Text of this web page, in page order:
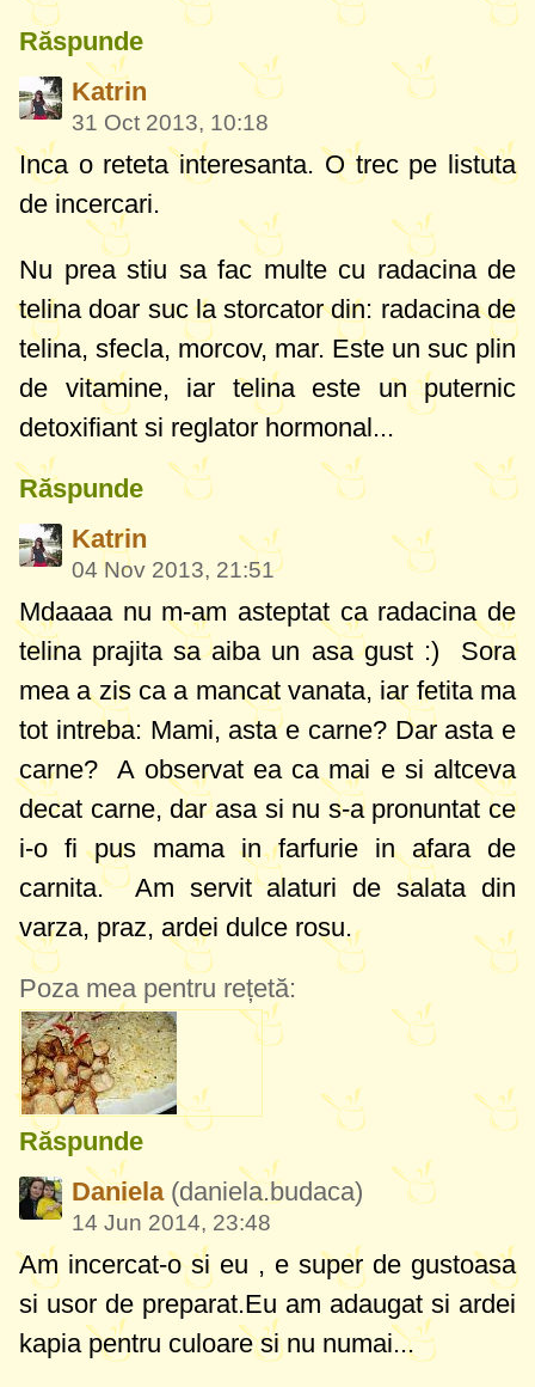
Răspunde
Katrin
31 Oct 2013, 10:18
Inca o reteta interesanta. O trec pe listuta
de incercari.
Nu prea stiu sa fac multe cu radacina de
telina doar suc la storcator din: radacina de
telina, sfecla, morcov, mar. Este un suc plin
de vitamine, iar telina este un puternic
detoxifiant si reglator hormonal...
Răspunde
Katrin
04 Nov 2013, 21:51
Mdaaaa nu m-am asteptat ca radacina de
telina prajita sa aiba un asa gust :) Sora
mea a zis ca a mancat vanata, iar fetita ma
tot intreba: Mami, asta e carne? Dar asta e
carne?
A observat ea ca mai e si altceva
decat carne, dar asa si nu s-a pronuntat ce
i-o fi pus mama in farfurie in afara de
carnita.Am servit alaturi de salata din
varza, praz, ardei dulce rosu.
Poza mea pentru rețetă:
Răspunde
Daniela (daniela.budaca)
14 Jun 2014, 23:48
Am incercat-o si eu , e super de gustoasa
si usor de preparat.Eu am adaugat si ardei
kapia pentru culoare si nu numai...